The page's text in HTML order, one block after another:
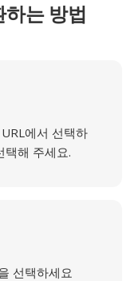
하는 방법
에서 선택하
택해 주세요.
선택하세요